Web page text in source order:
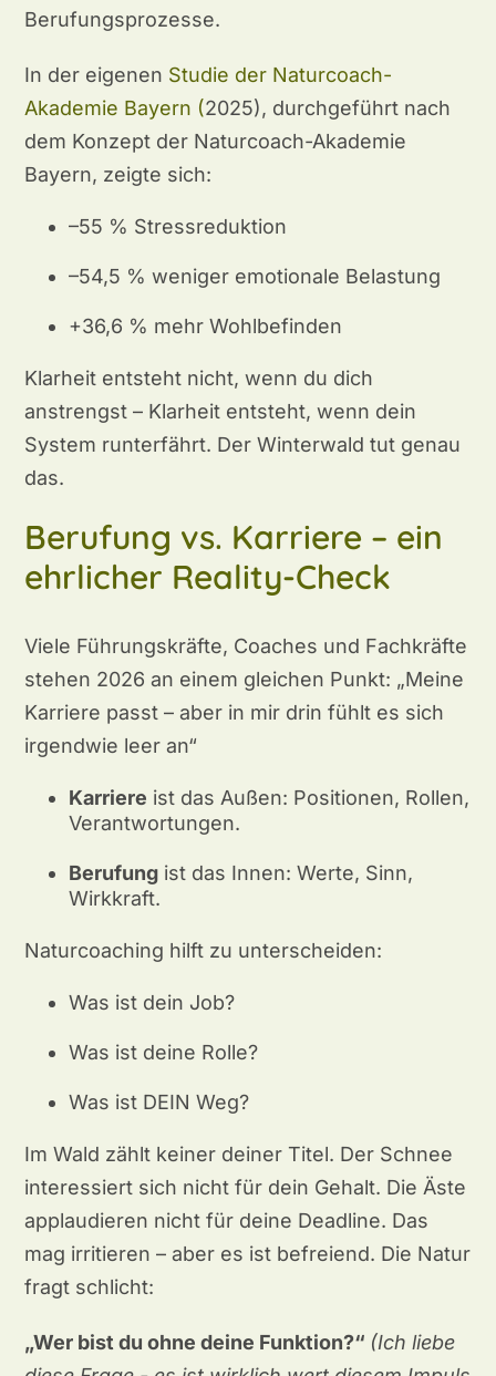
Berufungsprozesse.
In der eigenen Studie der Naturcoach-
Akademie Bayern (2025), durchgeführt nach
dem Konzept der Naturcoach-Akademie
Bayern, zeigte sich:
–55 % Stressreduktion
–54,5 % weniger emotionale Belastung
+36,6 % mehr Wohlbefinden
Klarheit entsteht nicht, wenn du dich
anstrengst – Klarheit entsteht, wenn dein
System runterfährt. Der Winterwald tut genau
das.
Berufung vs. Karriere – ein
ehrlicher Reality-Check
Viele Führungskräfte, Coaches und Fachkräfte
stehen 2026 an einem gleichen Punkt: „Meine
Karriere passt – aber in mir drin fühlt es sich
irgendwie leer an“
Karriere ist das Außen: Positionen, Rollen,
Verantwortungen.
Berufung ist das Innen: Werte, Sinn,
Wirkkraft.
Naturcoaching hilft zu unterscheiden:
Was ist dein Job?
Was ist deine Rolle?
Was ist DEIN Weg?
Im Wald zählt keiner deiner Titel. Der Schnee
interessiert sich nicht für dein Gehalt. Die Äste
applaudieren nicht für deine Deadline. Das
mag irritieren – aber es ist befreiend. Die Natur
fragt schlicht:
„Wer bist du ohne deine Funktion?“ (Ich liebe